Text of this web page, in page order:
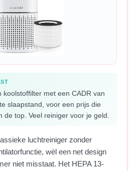
koolstoffilter met een CADR van
slaapstand, voor een prijs die
de top. Veel reiniger voor je geld.
luchtreiniger zonder
wél een net design
niet misstaat. Het HEPA 13-